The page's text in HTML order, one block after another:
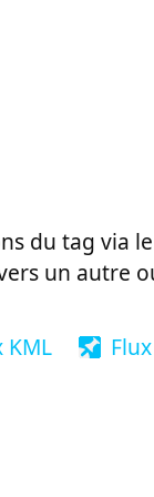
du tag via
un autre
KML